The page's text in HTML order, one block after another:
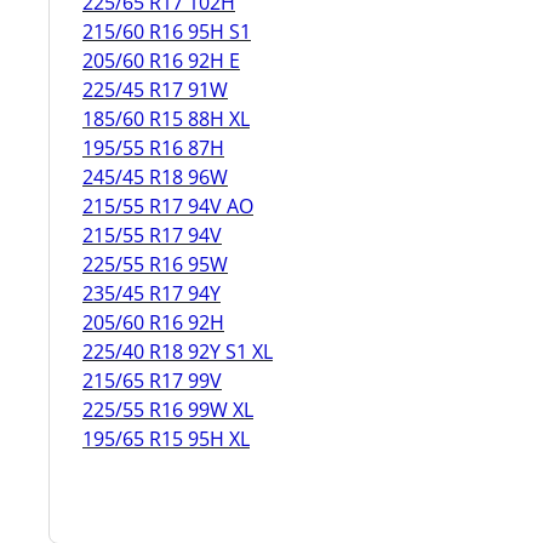
215/60 R16 95H S1
205/60 R16 92H E
225/45 R17 91W
185/60 R15 88H XL
195/55 R16 87H
245/45 R18 96W
215/55 R17 94V AO
215/55 R17 94V
225/55 R16 95W
235/45 R17 94Y
205/60 R16 92H
225/40 R18 92Y S1 XL
215/65 R17 99V
225/55 R16 99W XL
195/65 R15 95H XL